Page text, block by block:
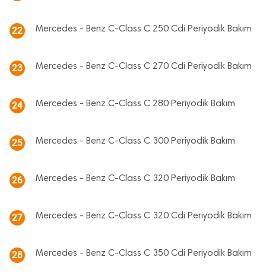
22 Mercedes - Benz C-Class C 250 Cdi Periyodik Bakım
23 Mercedes - Benz C-Class C 270 Cdi Periyodik Bakım
24 Mercedes - Benz C-Class C 280 Periyodik Bakım
25 Mercedes - Benz C-Class C 300 Periyodik Bakım
26 Mercedes - Benz C-Class C 320 Periyodik Bakım
27 Mercedes - Benz C-Class C 320 Cdi Periyodik Bakım
28 Mercedes - Benz C-Class C 350 Cdi Periyodik Bakım